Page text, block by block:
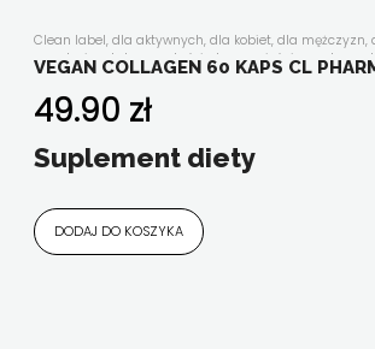
Clean label, dla aktywnych, dla kobiet, dla mężczyzn,
wegetarian,kolageny,kości, stawy, mięśnie,
uroda i antyoksydacja
VEGAN COLLAGEN 60 KAPS CL
49.90 zł
Suplement diety
DODAJ DO KOSZYKA